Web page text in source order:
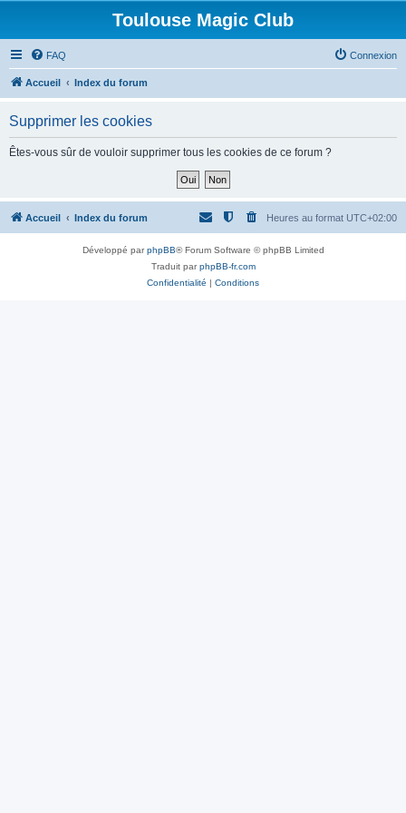
Toulouse Magic Club
FAQ Connexion
Accueil Index du forum
Supprimer les cookies
Êtes-vous sûr de vouloir supprimer tous les cookies de ce forum ?
Accueil Index du forum Heures au format UTC+02:00
Développé parphpBB® Forum Software © phpBB Limited
Traduit parphpBB-fr.com
Confidentialité | Conditions